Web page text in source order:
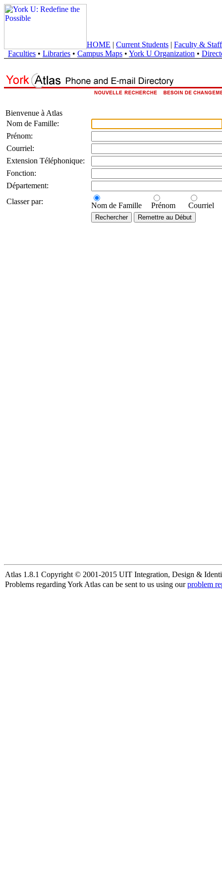
HOME | Current Students | Faculty & Staff
Faculties • Libraries • Campus Maps • York U Organization •
Bienvenue à Atlas
Nom de Famille:
Prénom:
Courriel:
Extension Téléphonique:
Fonction:
Département:
Classer par:
Nom de Famille Prénom Courriel
Atlas 1.8.1 Copyright © 2001-2015 UIT Integration, Design &
Problems regarding York Atlas can be sent to us using ourproblem